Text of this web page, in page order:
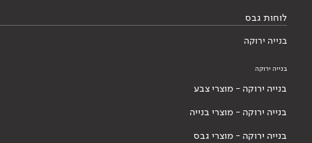
לוחות גבס
בנייה ירוקה
בנייה ירוקה
בנייה ירוקה - מוצרי צבע
בנייה ירוקה - מוצרי בנייה
בנייה ירוקה - מוצרי גבס